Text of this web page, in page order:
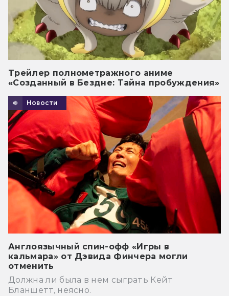
Трейлер полнометражного аниме
«Созданный в Бездне: Тайна пробуждения»
Новости
Англоязычный спин-офф «Игры в
кальмара» от Дэвида Финчера могли
отменить
Должна ли была в нем сыграть Кейт
Бланшетт, неясно.